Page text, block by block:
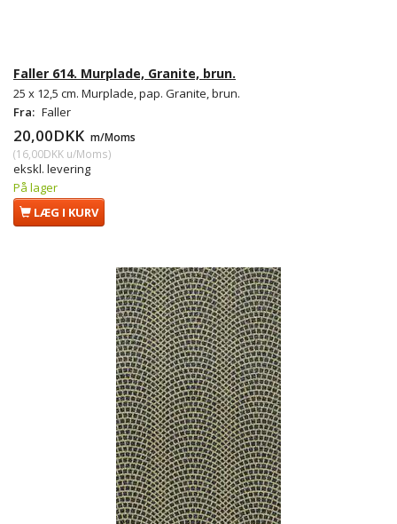
Faller 614. Murplade, Granite, brun.
25 x 12,5 cm. Murplade, pap. Granite, brun.
Fra: Faller
20,00DKK m/Moms
(16,00DKK u/Moms)
ekskl. levering
På lager
LÆG I KURV